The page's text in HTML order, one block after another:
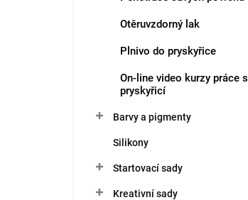
Otěruvzdorný lak
Plnivo do pryskyřice
On-line video kurzy práce s
pryskyřicí
Barvy a pigmenty
Silikony
Startovací sady
Kreativní sady